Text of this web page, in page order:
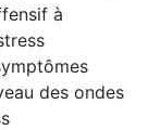
à
des ondes